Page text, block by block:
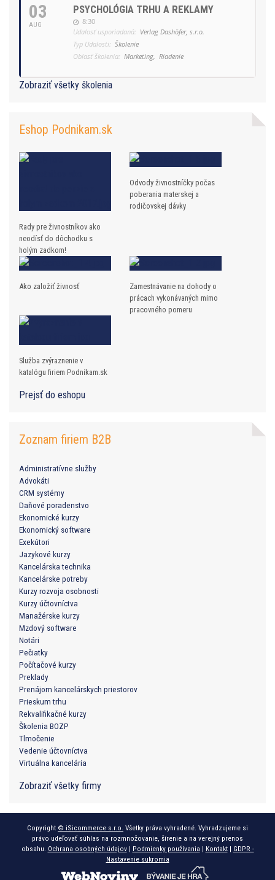
03
AUG
PSYCHOLÓGIA TRHU A REKLAMY
8:30
Udalosť usporiadaná: Verlag Dashöfer, s.r.o.
Typ Udalosti: Školenie
Oblasť školenia: Marketing, Riadenie
Zobraziť všetky školenia
Eshop Podnikam.sk
Rady pre živnostníkov ako
neodísť do dôchodku s
holým zadkom!
Odvody živnostníčky počas
poberania materskej a
rodičovskej dávky
Ako založiť živnosť
Zamestnávanie na dohody o
prácach vykonávaných mimo
pracovného pomeru
Služba zvýraznenie v
katalógu firiem Podnikam.sk
Prejsť do eshopu
Zoznam firiem B2B
Administratívne služby
Advokáti
CRM systémy
Daňové poradenstvo
Ekonomické kurzy
Ekonomický software
Exekútori
Jazykové kurzy
Kancelárska technika
Kancelárske potreby
Kurzy rozvoja osobnosti
Kurzy účtovníctva
Manažérske kurzy
Mzdový software
Notári
Pečiatky
Počítačové kurzy
Preklady
Prenájom kancelárskych priestorov
Prieskum trhu
Rekvalifikačné kurzy
Školenia BOZP
Tlmočenie
Vedenie účtovníctva
Virtuálna kancelária
Zobraziť všetky firmy
Copyright © iSicommerce s.r.o. Všetky práva vyhradené. Vyhradzujeme si
právo udeľovať súhlas na rozmnožovanie, šírenie a na verejný prenos
obsahu. Ochrana osobných údajov| Podmienky používania | Kontakt| GDPR -
Nastavenie sukromia